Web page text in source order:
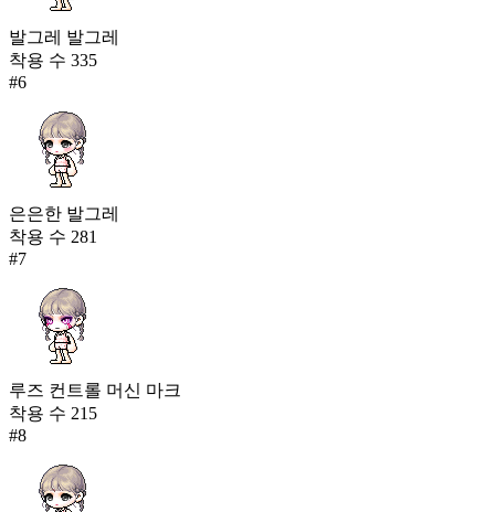
발그레 발그레
착용 수 335
#6
은은한 발그레
착용 수 281
#7
루즈 컨트롤 머신 마크
착용 수 215
#8